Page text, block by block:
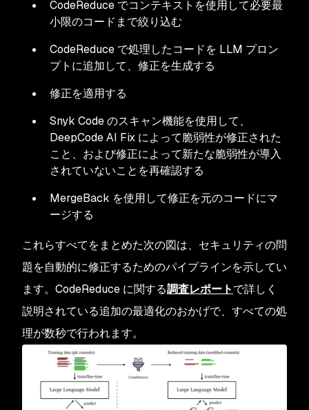
CodeReduce でコンテキストを使用して必要最
小限のコードまで絞り込む
CodeReduce で処理したコードを LLM プロン
プトに追加して、修正を生成する
修正を適用する
Snyk Code のスキャン機能を使用して、
DeepCode AI Fix によって脆弱性が修正された
こと、および修正によって新たな脆弱性が導入
されていないことを再確認する
MergeBack を使用して修正を元のコードにマ
ージする
これらすべてをまとめた次の図は、セキュリティの問
題を自動的に修正するためのパイプラインを示してい
ます。CodeReduce に関する調査レポートで詳しく
説明されている追加の最適化のおかげで、すべての処
理が数秒で行われます。